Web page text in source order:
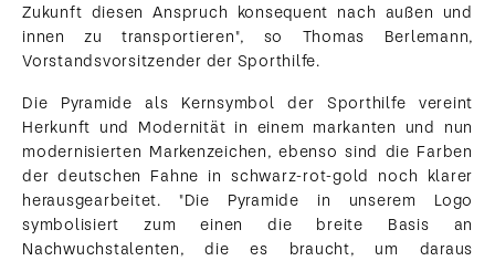
Zukunft diesen Anspruch konsequent nach außen und
innen zu transportieren", so Thomas Berlemann,
Vorstandsvorsitzender der Sporthilfe.
Die Pyramide als Kernsymbol der Sporthilfe vereint
Herkunft und Modernität in einem markanten und nun
modernisierten Markenzeichen, ebenso sind die Farben
der deutschen Fahne in schwarz-rot-gold noch klarer
herausgearbeitet. "Die Pyramide in unserem Logo
symbolisiert zum einen die breite Basis an
Nachwuchstalenten, die es braucht, um daraus